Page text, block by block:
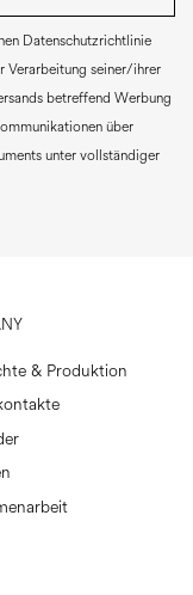
Datenschutzrichtlinie
Verarbeitung seiner/ihrer
betreffend Werbung
über
unter vollständiger
& Produktion